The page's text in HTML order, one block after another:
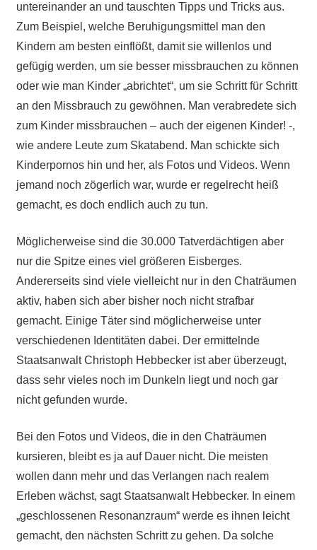
untereinander an und tauschten Tipps und Tricks aus.
Zum Beispiel, welche Beruhigungsmittel man den
Kindern am besten einflößt, damit sie willenlos und
gefügig werden, um sie besser missbrauchen zu können
oder wie man Kinder „abrichtet“, um sie Schritt für Schritt
an den Missbrauch zu gewöhnen. Man verabredete sich
zum Kinder missbrauchen – auch der eigenen Kinder! -,
wie andere Leute zum Skatabend. Man schickte sich
Kinderpornos hin und her, als Fotos und Videos. Wenn
jemand noch zögerlich war, wurde er regelrecht heiß
gemacht, es doch endlich auch zu tun.
Möglicherweise sind die 30.000 Tatverdächtigen aber
nur die Spitze eines viel größeren Eisberges.
Andererseits sind viele vielleicht nur in den Chaträumen
aktiv, haben sich aber bisher noch nicht strafbar
gemacht. Einige Täter sind möglicherweise unter
verschiedenen Identitäten dabei. Der ermittelnde
Staatsanwalt Christoph Hebbecker ist aber überzeugt,
dass sehr vieles noch im Dunkeln liegt und noch gar
nicht gefunden wurde.
Bei den Fotos und Videos, die in den Chaträumen
kursieren, bleibt es ja auf Dauer nicht. Die meisten
wollen dann mehr und das Verlangen nach realem
Erleben wächst, sagt Staatsanwalt Hebbecker. In einem
„geschlossenen Resonanzraum“ werde es ihnen leicht
gemacht, den nächsten Schritt zu gehen. Da solche